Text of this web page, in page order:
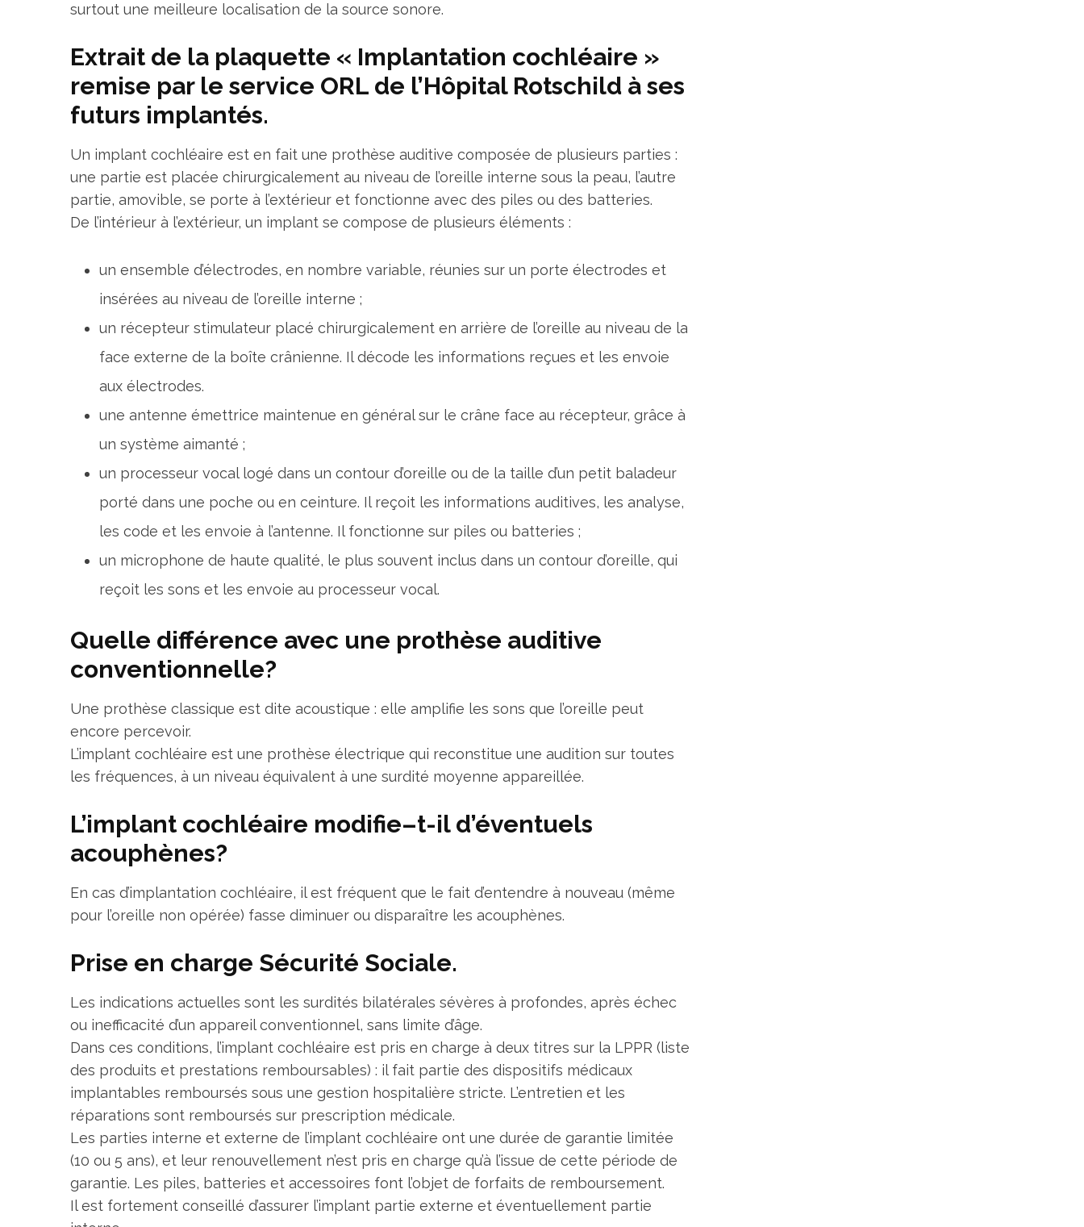
surtout une meilleure localisation de la source sonore.
Extrait de la plaquette « Implantation cochléaire »
remise par le service ORL de l’Hôpital Rotschild à ses
futurs implantés.
Un implant cochléaire est en fait une prothèse auditive composée de plusieurs parties :
une partie est placée chirurgicalement au niveau de l’oreille interne sous la peau, l’autre
partie, amovible, se porte à l’extérieur et fonctionne avec des piles ou des batteries.
De l’intérieur à l’extérieur, un implant se compose de plusieurs éléments :
un ensemble d’électrodes, en nombre variable, réunies sur un porte électrodes et
insérées au niveau de l’oreille interne ;
un récepteur stimulateur placé chirurgicalement en arrière de l’oreille au niveau de la
face externe de la boîte crânienne. Il décode les informations reçues et les envoie
aux électrodes.
une antenne émettrice maintenue en général sur le crâne face au récepteur, grâce à
un système aimanté ;
un processeur vocal logé dans un contour d’oreille ou de la taille d’un petit baladeur
porté dans une poche ou en ceinture. Il reçoit les informations auditives, les analyse,
les code et les envoie à l’antenne. Il fonctionne sur piles ou batteries ;
un microphone de haute qualité, le plus souvent inclus dans un contour d’oreille, qui
reçoit les sons et les envoie au processeur vocal.
Quelle différence avec une prothèse auditive
conventionnelle?
Une prothèse classique est dite acoustique : elle amplifie les sons que l’oreille peut
encore percevoir.
L’implant cochléaire est une prothèse électrique qui reconstitue une audition sur toutes
les fréquences, à un niveau équivalent à une surdité moyenne appareillée.
L’implant cochléaire modifie–t-il d’éventuels
acouphènes?
En cas d’implantation cochléaire, il est fréquent que le fait d’entendre à nouveau (même
pour l’oreille non opérée) fasse diminuer ou disparaître les acouphènes.
Prise en charge Sécurité Sociale.
Les indications actuelles sont les surdités bilatérales sévères à profondes, après échec
ou inefficacité d’un appareil conventionnel, sans limite d’âge.
Dans ces conditions, l’implant cochléaire est pris en charge à deux titres sur la LPPR (liste
des produits et prestations remboursables) : il fait partie des dispositifs médicaux
implantables remboursés sous une gestion hospitalière stricte. L’entretien et les
réparations sont remboursés sur prescription médicale.
Les parties interne et externe de l’implant cochléaire ont une durée de garantie limitée
(10 ou 5 ans), et leur renouvellement n’est pris en charge qu’à l’issue de cette période de
garantie. Les piles, batteries et accessoires font l’objet de forfaits de remboursement.
Il est fortement conseillé d’assurer l’implant partie externe et éventuellement partie